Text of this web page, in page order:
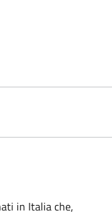
in Italia che,